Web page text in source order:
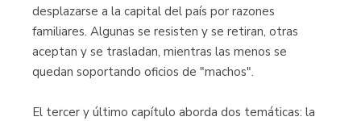
desplazarse a la capital del país por razones
familiares. Algunas se resisten y se retiran, otras
aceptan y se trasladan, mientras las menos se
quedan soportando oficios de "machos".
El tercer y último capítulo aborda dos temáticas: la